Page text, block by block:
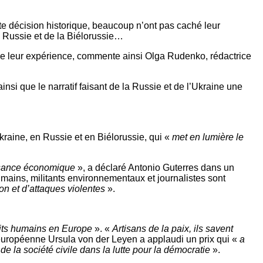
décision historique, beaucoup n’ont pas caché leur
Russie et de la Biélorussie…
leur expérience, commente ainsi Olga Rudenko, rédactrice
que le narratif faisant de la Russie et de l’Ukraine une
en Russie et en Biélorussie, qui « met en lumière le
économique », a déclaré Antonio Guterres dans un
militants environnementaux et journalistes sont
et d’attaques violentes ».
humains en Europe ». « Artisans de la paix, ils savent
Ursula von der Leyen a applaudi un prix qui « a
la société civile dans la lutte pour la démocratie ».